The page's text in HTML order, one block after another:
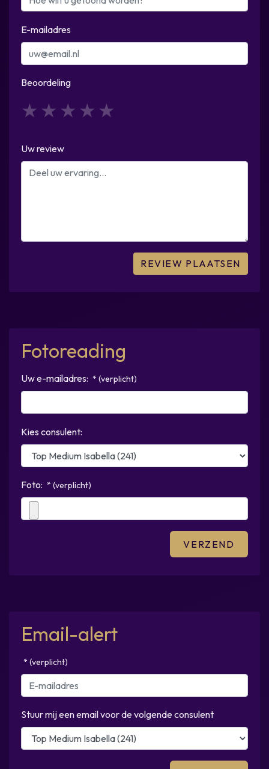
E-mailadres
Beoordeling
4
3
2
1
Uw review
Fotoreading
Uw e-mailadres: * (verplicht)
Kies consulent:
Foto: * (verplicht)
Email-alert
* (verplicht)
Stuur mij een email voor de volgende consulent